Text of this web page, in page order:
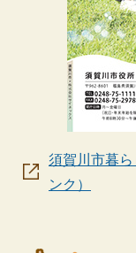
須賀川市暮
ンク）